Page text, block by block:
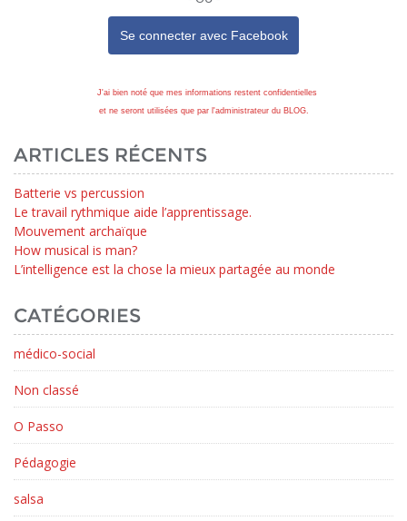
Se connecter avec Facebook
J'ai bien noté que mes informations restent confidentielles
et ne seront utilisées que par l'administrateur du BLOG.
ARTICLES RÉCENTS
Batterie vs percussion
Le travail rythmique aide l’apprentissage.
Mouvement archaïque
How musical is man?
L’intelligence est la chose la mieux partagée au monde
CATÉGORIES
médico-social
Non classé
O Passo
Pédagogie
salsa